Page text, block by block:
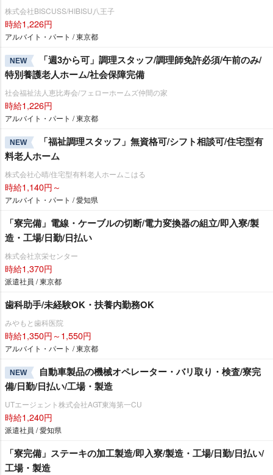
株式会社BISCUSS/HIBISU八王子
時給1,226円
アルバイト・パート / 東京都
NEW
「週3から可」調理スタッフ/調理師免許必須/午前のみ/
特別養護老人ホーム/社会保障完備
社会福祉法人恵比寿会/フェローホームズ仲間の家
時給1,226円
アルバイト・パート / 東京都
NEW
「福祉調理スタッフ」無資格可/シフト相談可/住宅型有
料老人ホーム
株式会社心晴/住宅型有料老人ホームこはる
時給1,140円～
アルバイト・パート / 愛知県
「寮完備」電線・ケーブルの切断/電力変換器の組立/即入寮/製
造・工場/日勤/日払い
株式会社京栄センター
時給1,370円
派遣社員 / 東京都
歯科助手/未経験OK・扶養内勤務OK
みやもと歯科医院
時給1,350円～1,550円
アルバイト・パート / 東京都
NEW
自動車製品の機械オペレーター・バリ取り・検査/寮完
備/日勤/日払い/工場・製造
UTエージェント株式会社AGT東海第一CU
時給1,240円
派遣社員 / 愛知県
「寮完備」ステーキの加工製造/即入寮/製造・工場/日勤/日払い/
工場・製造